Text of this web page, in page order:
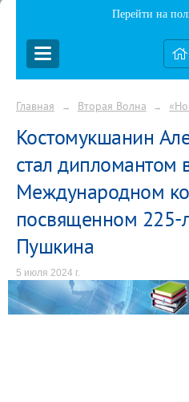
Перейти на
Главная → Вторая Волна →
Костомукшанин
стал дипломантом
Международном
посвященном 225-
Пушкина
5 июля 2024 г.